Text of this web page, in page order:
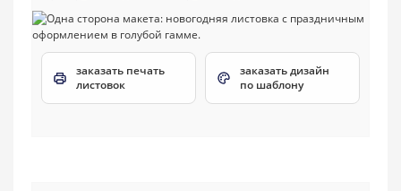
заказать печать
листовок
заказать дизайн
по шаблону